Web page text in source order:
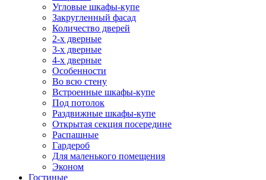
Угловые шкафы-купе
Закругленный фасад
Количество дверей
2-х дверные
3-х дверные
4-х дверные
Особенности
Во всю стену
Встроенные шкафы-купе
Под потолок
Раздвижные шкафы-купе
Открытая секция посередине
Распашные
Гардероб
Для маленького помещения
Эконом
Гостиные